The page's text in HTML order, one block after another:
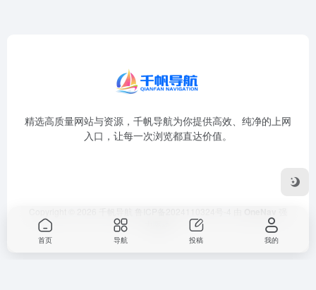
精选高质量网站与资源，千帆导航为你提供高效、纯净的上网
入口，让每一次浏览都直达价值。
首页 导航 投稿 我的